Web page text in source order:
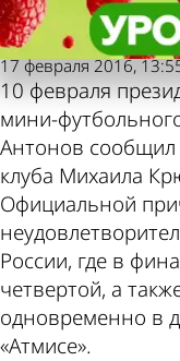
Пензенская
правда
17 февраля 2016,
10 февраля
мини-
Антонов сообщил
клуба Михаила
Официальной
России, где в
четвертой, а
одновременно в
«Атмисе».
Пензенская
правда
Также
пишет
теме
валют